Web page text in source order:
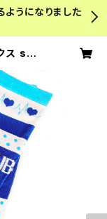
うになりました
ス scr